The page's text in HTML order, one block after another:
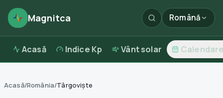
Magnitca Română
Acasă Indice Kp Vânt solar
Acasă/România/Târgoviște